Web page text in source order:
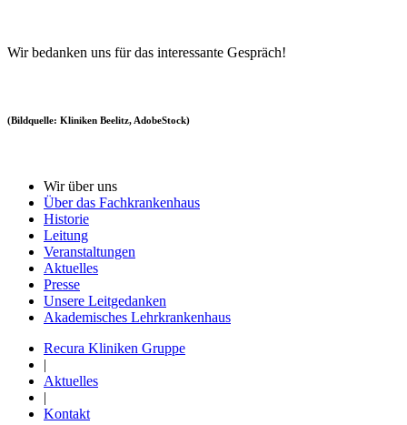
Wir bedanken uns für das interessante Gespräch!
(Bildquelle: Kliniken Beelitz, AdobeStock)
Wir über uns
Über das Fachkrankenhaus
Historie
Leitung
Veranstaltungen
Aktuelles
Presse
Unsere Leitgedanken
Akademisches Lehrkrankenhaus
Recura Kliniken Gruppe
Aktuelles
Kontakt